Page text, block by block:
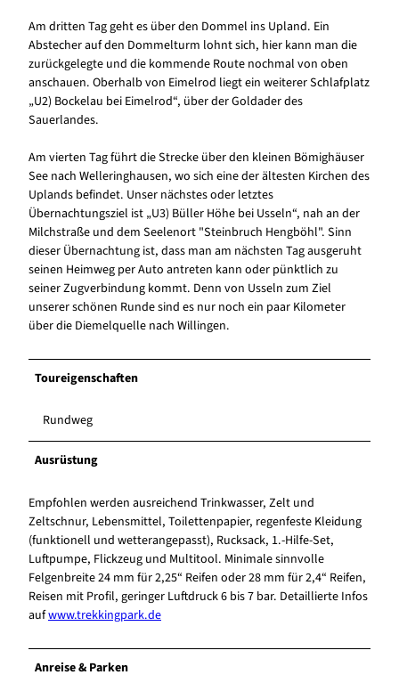
Am dritten Tag geht es über den Dommel ins Upland. Ein
Abstecher auf den Dommelturm lohnt sich, hier kann man die
zurückgelegte und die kommende Route nochmal von oben
anschauen. Oberhalb von Eimelrod liegt ein weiterer Schlafplatz
„U2) Bockelau bei Eimelrod“, über der Goldader des
Sauerlandes.
Am vierten Tag führt die Strecke über den kleinen Bömighäuser
See nach Welleringhausen, wo sich eine der ältesten Kirchen des
Uplands befindet. Unser nächstes oder letztes
Übernachtungsziel ist „U3) Büller Höhe bei Usseln“, nah an der
Milchstraße und dem Seelenort "Steinbruch Hengböhl". Sinn
dieser Übernachtung ist, dass man am nächsten Tag ausgeruht
seinen Heimweg per Auto antreten kann oder pünktlich zu
seiner Zugverbindung kommt. Denn von Usseln zum Ziel
unserer schönen Runde sind es nur noch ein paar Kilometer
über die Diemelquelle nach Willingen.
Toureigenschaften
Rundweg
Ausrüstung
Empfohlen werden ausreichend Trinkwasser, Zelt und
Zeltschnur, Lebensmittel, Toilettenpapier, regenfeste Kleidung
(funktionell und wetterangepasst), Rucksack, 1.-Hilfe-Set,
Luftpumpe, Flickzeug und Multitool. Minimale sinnvolle
Felgenbreite 24 mm für 2,25“ Reifen oder 28 mm für 2,4“ Reifen,
Reisen mit Profil, geringer Luftdruck 6 bis 7 bar. Detaillierte Infos
aufwww.trekkingpark.de
Anreise & Parken